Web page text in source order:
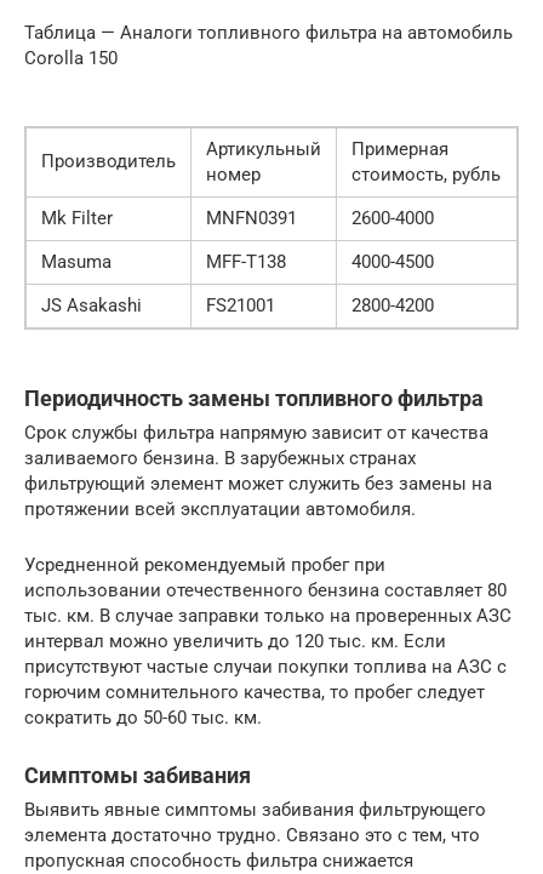
Таблица — Аналоги топливного фильтра на автомобиль
Corolla 150
Производитель
Артикульный
номер
Примерная
стоимость, рубль
Mk Filter
MNFN0391
2600-4000
Masuma
MFF-T138
4000-4500
JS Asakashi
FS21001 2800-4200
Периодичность замены топливного фильтра
Срок службы фильтра напрямую зависит от качества
заливаемого бензина. В зарубежных странах
фильтрующий элемент может служить без замены на
протяжении всей эксплуатации автомобиля.
Усредненной рекомендуемый пробег при
использовании отечественного бензина составляет 80
тыс. км. В случае заправки только на проверенных АЗС
интервал можно увеличить до 120 тыс. км. Если
присутствуют частые случаи покупки топлива на АЗС с
горючим сомнительного качества, то пробег следует
сократить до 50-60 тыс. км.
Симптомы забивания
Выявить явные симптомы забивания фильтрующего
элемента достаточно трудно. Связано это с тем, что
пропускная способность фильтра снижается